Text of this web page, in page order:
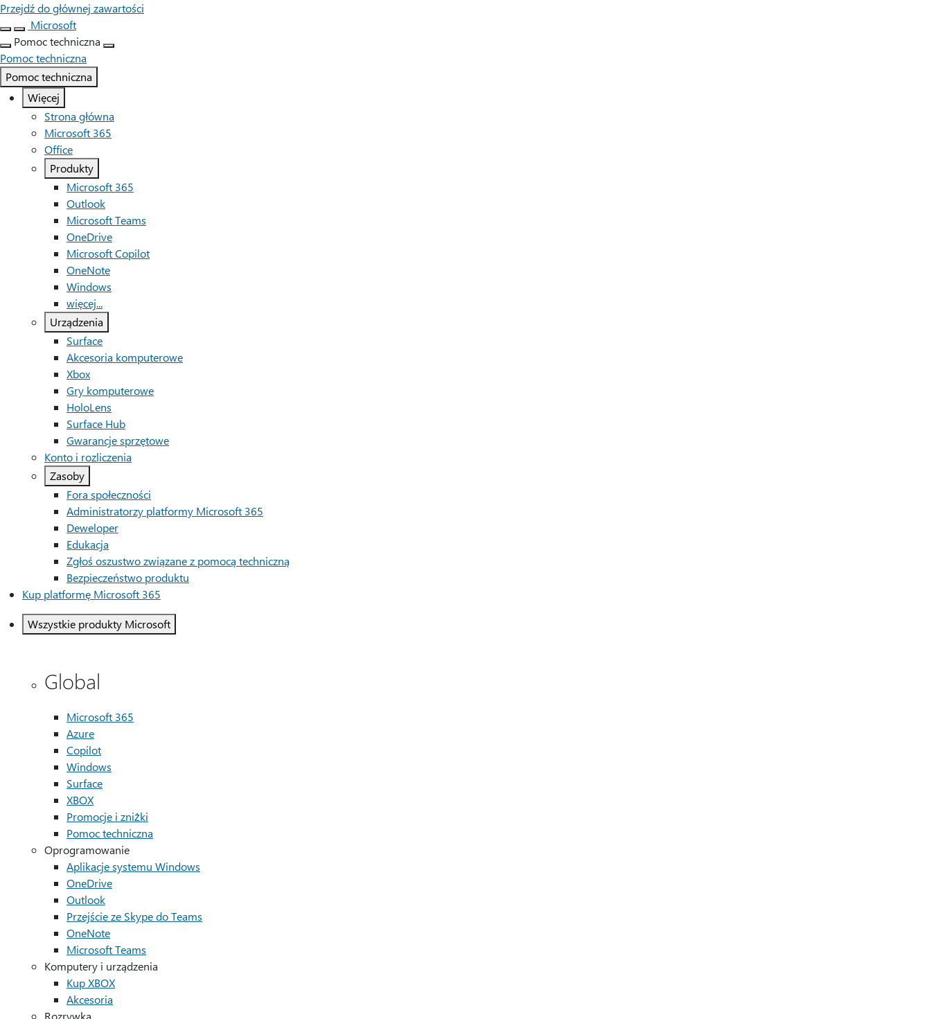
Przejdź do głównej zawartości
Microsoft
Pomoc techniczna
Pomoc techniczna
Pomoc techniczna
Więcej
Strona główna
Microsoft 365
Office
Produkty
Microsoft 365
Outlook
Microsoft Teams
OneDrive
Microsoft Copilot
OneNote
Windows
więcej...
Urządzenia
Surface
Akcesoria komputerowe
Xbox
Gry komputerowe
HoloLens
Surface Hub
Gwarancje sprzętowe
Konto i rozliczenia
Zasoby
Fora społeczności
Administratorzy platformy Microsoft 365
Deweloper
Edukacja
Zgłoś oszustwo związane z pomocą techniczną
Bezpieczeństwo produktu
Kup platformę Microsoft 365
Wszystkie produkty Microsoft
Global
Microsoft 365
Azure
Copilot
Windows
Surface
XBOX
Promocje i zniżki
Pomoc techniczna
Oprogramowanie
Aplikacje systemu Windows
OneDrive
Outlook
Przejście ze Skype do Teams
OneNote
Microsoft Teams
Komputery i urządzenia
Kup XBOX
Akcesoria
Rozrywka